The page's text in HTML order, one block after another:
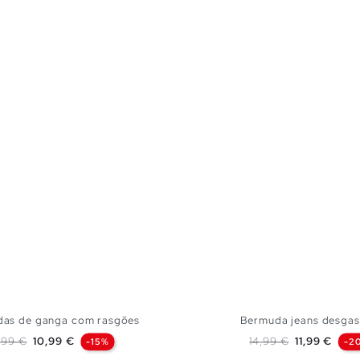
de ganga com rasgões
normal
€ Preço
10,99 € -15%
Bermuda jeans
Preço normal
14,99 € Preço
11,99 € -